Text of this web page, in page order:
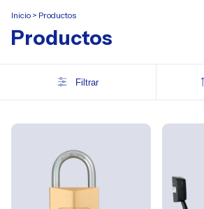
Inicio > Productos
Productos
Filtrar